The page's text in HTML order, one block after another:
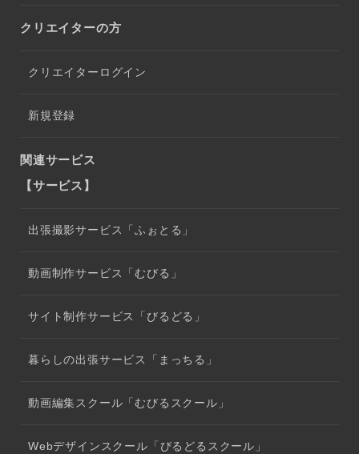
クリエイターの方
クリエイターログイン
新規登録
関連サービス
【サービス】
出張撮影サービス「ふぉとる」
動画制作サービス「むびる」
サイト制作サービス「びるどる」
暮らしの出張サービス「まっちる」
動画編集スクール「むびるスクール」
Webデザインスクール「びるどるスクール」